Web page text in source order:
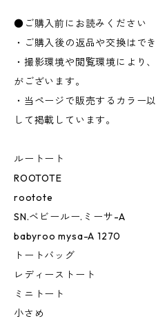
●ご購入前にお読みください
・ご購入後の返品や交換はでき
・撮影環境や閲覧環境により
がございます。
・当ページで販売するカラー
して掲載しています。
ルートート
ROOTOTE
rootote
SN.ベビールー.ミーサ-A
babyroo mysa-A 1270
トートバッグ
レディーストート
ミニトート
小さめ